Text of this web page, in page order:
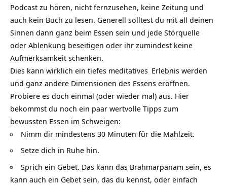
Podcast zu hören, nicht fernzusehen, keine Zeitung und
auch kein Buch zu lesen. Generell solltest du mit all deinen
Sinnen dann ganz beim Essen sein und jede Störquelle
oder Ablenkung beseitigen oder ihr zumindest keine
Aufmerksamkeit schenken.
Dies kann wirklich ein tiefes meditatives Erlebnis werden
und ganz andere Dimensionen des Essens eröffnen.
Probiere es doch einmal (oder wieder mal) aus. Hier
bekommst du noch ein paar wertvolle Tipps zum
bewussten Essen im Schweigen:
Nimm dir mindestens 30 Minuten für die Mahlzeit.
Setze dich in Ruhe hin.
Sprich ein Gebet. Das kann das Brahmarpanam sein, es
kann auch ein Gebet sein, das du kennst, oder einfach